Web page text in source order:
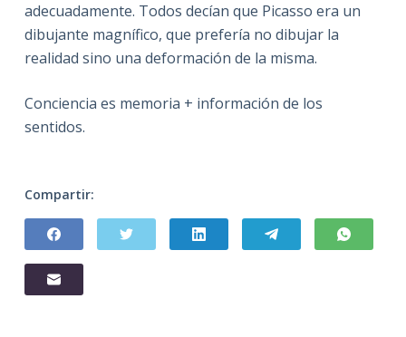
adecuadamente. Todos decían que Picasso era un
dibujante magnífico, que prefería no dibujar la
realidad sino una deformación de la misma.
Conciencia es memoria + información de los
sentidos.
Compartir: